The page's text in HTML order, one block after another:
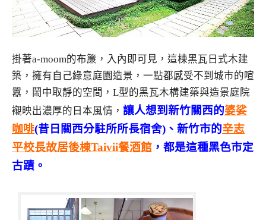
掛著a-moom的布簾，入內即可見，這棟黑瓦日式木建
築，擁有自己綠意庭園造景，一點都感受不到城市的喧
囂，鬧中取靜的空間，L型的黑瓦木構建築與造景庭院
襯映出濃厚的日本風情， 讓人想到新竹關西的婆娑
咖啡(昔日關西分駐所所長宿舍)、新竹市的辛志
平校長故居後棟Taivii餐酒館 ，都是這種黑色市定
古蹟。